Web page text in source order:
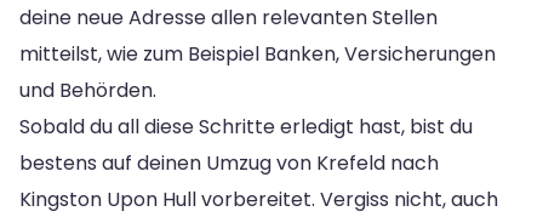
deine neue Adresse allen relevanten Stellen
mitteilst, wie zum Beispiel Banken, Versicherungen
und Behörden.
Sobald du all diese Schritte erledigt hast, bist du
bestens auf deinen Umzug von Krefeld nach
Kingston Upon Hull vorbereitet. Vergiss nicht, auch